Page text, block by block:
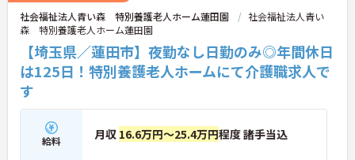
社会福祉法人青い森 特別養護老人ホーム蓮田園
社会福祉法人青い
森 特別養護老人ホーム蓮田園
【埼玉県／蓮田市】夜勤なし日勤のみ◎年間休日
は125日！特別養護老人ホームにて介護職求人で
す
給料 月収 16.6万円～25.4万円程度 諸手当込